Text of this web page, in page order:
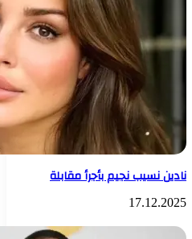
نادين نسيب نجيم بأجرأ مقابلة
17.12.2025